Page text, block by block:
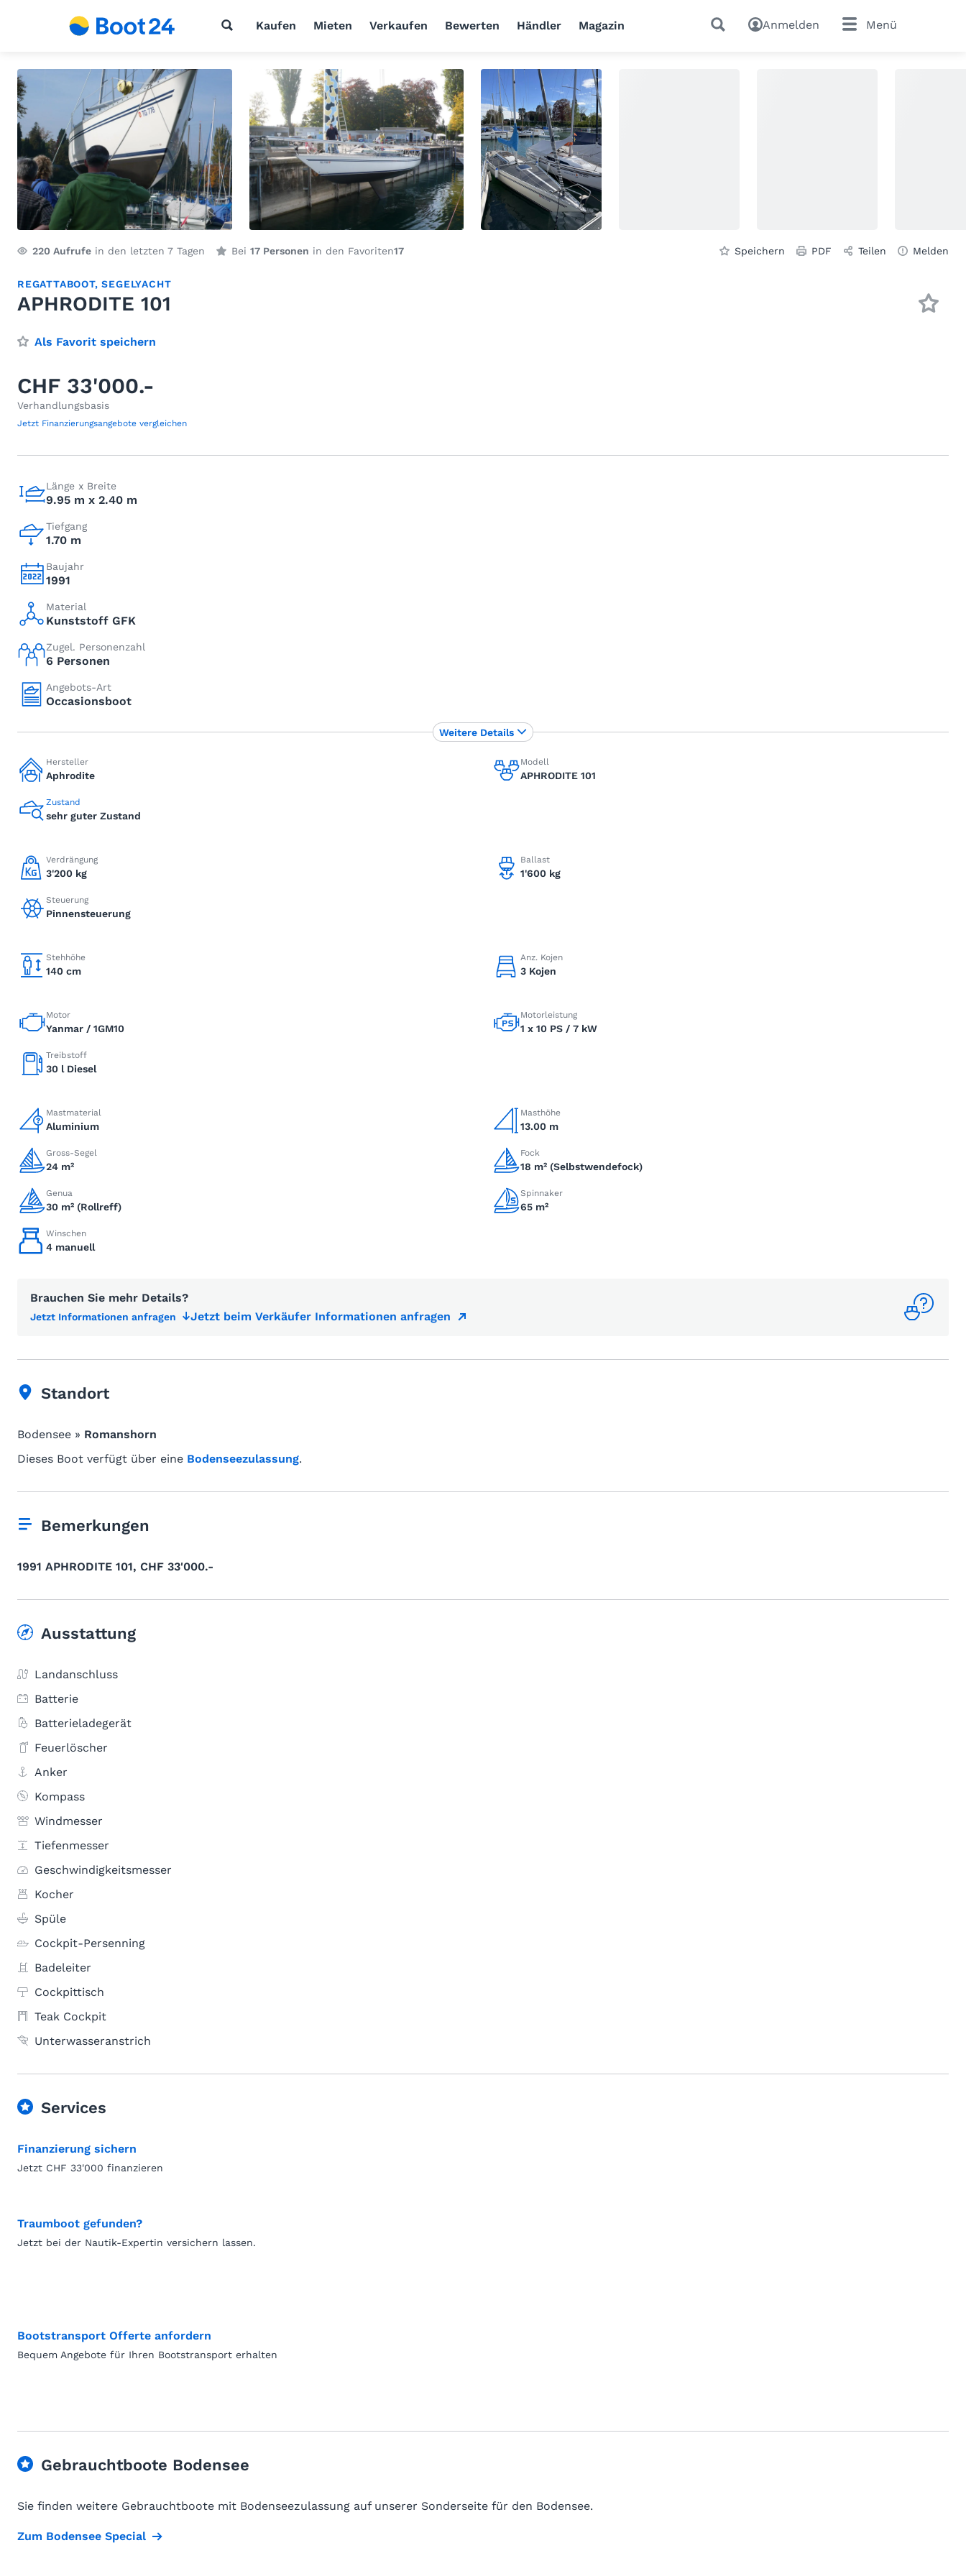
Kaufen Mieten Verkaufen Bewerten Händler Magazin Anmelden Menü
220 Aufrufe in den letzten 7 Tagen Bei 17 Personen in den Favoriten17 Speichern PDF Teilen Melden
REGATTABOOT,SEGELYACHT
APHRODITE 101
Als Favorit speichern
CHF 33'000.-
Verhandlungsbasis
Jetzt Finanzierungsangebote vergleichen
Länge x Breite
9.95 m x 2.40 m
Tiefgang
1.70 m
Baujahr
1991
Material
Kunststoff GFK
Zugel. Personenzahl
6 Personen
Angebots-Art
Occasionsboot
Hersteller
Aphrodite
Modell
APHRODITE 101
Zustand
sehr guter Zustand
Verdrängung
3'200 kg
Ballast
1'600 kg
Steuerung
Pinnensteuerung
Stehhöhe
140 cm
Anz. Kojen
3 Kojen
Motor
Yanmar / 1GM10
Motorleistung
1 x 10 PS / 7 kW
Treibstoff
30 l Diesel
Mastmaterial
Aluminium
Masthöhe
13.00 m
Gross-Segel
24 m²
Fock
18 m² (Selbstwendefock)
Genua
30 m² (Rollreff)
Spinnaker
65 m²
Winschen
4 manuell
Brauchen Sie mehr Details?
Jetzt Informationen anfragen Jetzt beim Verkäufer Informationen anfragen
Weitere Details
Standort
Bodensee » Romanshorn
Dieses Boot verfügt über eine Bodenseezulassung.
Bemerkungen
1991 APHRODITE 101, CHF 33'000.-
Ausstattung
Landanschluss
Batterie
Batterieladegerät
Feuerlöscher
Anker
Kompass
Windmesser
Tiefenmesser
Geschwindigkeitsmesser
Kocher
Spüle
Cockpit-Persenning
Badeleiter
Cockpittisch
Teak Cockpit
Unterwasseranstrich
Services
Finanzierung sichern
Jetzt CHF 33'000 finanzieren
Traumboot gefunden?
Jetzt bei der Nautik-Expertin versichern lassen.
Bootstransport Offerte anfordern
Bequem Angebote für Ihren Bootstransport erhalten
Gebrauchtboote Bodensee
Sie finden weitere Gebrauchtboote mit Bodenseezulassung auf unserer Sonderseite für den Bodensee.
Zum Bodensee Special